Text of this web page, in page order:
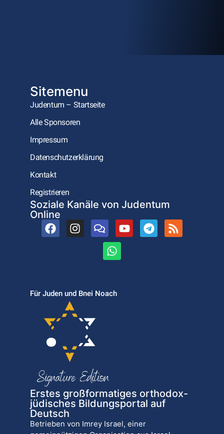
Sitemenu
Judentum – Startseite
Alle Sponsoren
Impressum
Datenschutzerklärung
Kontakt
Registrieren
Soziale Kanäle von Judentum
Online
Für Juden und Bnei Noach
Erstes großformatiges orthodox-
jüdisches Bildungsportal auf
Deutsch
Betrieben von Imrey Israel, einer